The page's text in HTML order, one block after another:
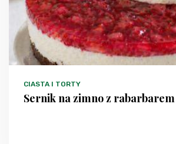
CIASTA I TORTY
Sernik na zimno z rabarbarem